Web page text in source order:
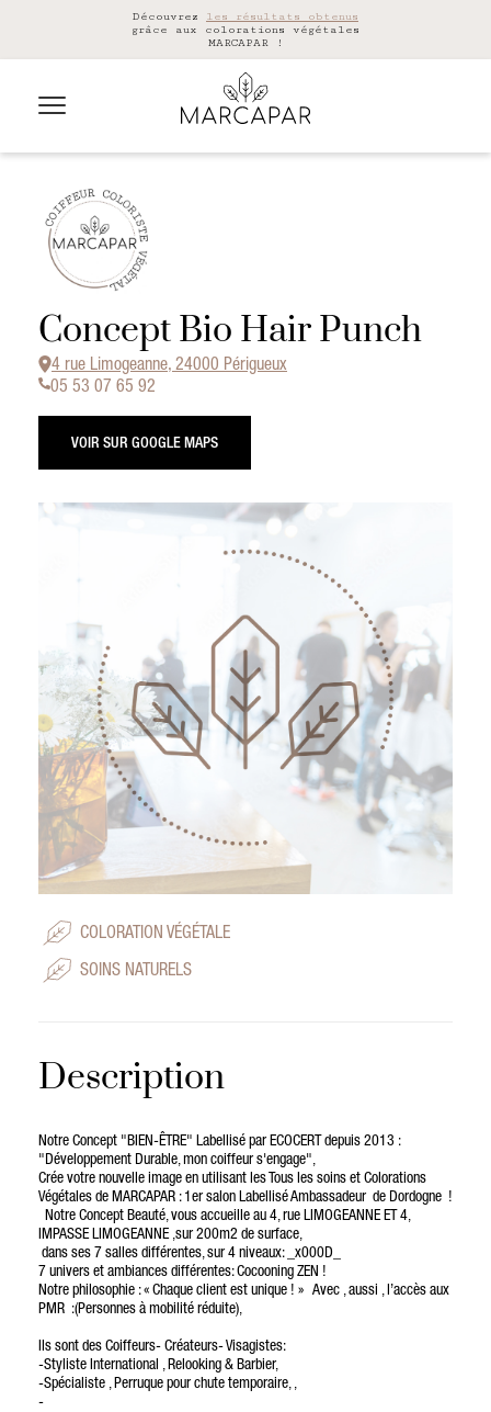
Découvrez les résultats obtenus
grâce aux colorations végétales
MARCAPAR !
Concept Bio Hair Punch
4 rue Limogeanne, 24000 Périgueux
05 53 07 65 92
VOIR SUR GOOGLE MAPS
COLORATION VÉGÉTALE
SOINS NATURELS
Description
Notre Concept "BIEN-ÊTRE" Labellisé par ECOCERT depuis 2013 :
"Développement Durable, mon coiffeur s'engage",
Crée votre nouvelle image en utilisant les Tous les soins et Colorations
Végétales de MARCAPAR : 1er salon Labellisé Ambassadeur de Dordogne !
Notre Concept Beauté, vous accueille au 4, rue LIMOGEANNE ET 4,
IMPASSE LIMOGEANNE ,sur 200m2 de surface,
dans ses 7 salles différentes, sur 4 niveaux: _x000D_
7 univers et ambiances différentes: Cocooning ZEN !
Notre philosophie : « Chaque client est unique ! » Avec , aussi , l’accès aux
PMR :(Personnes à mobilité réduite),
Ils sont des Coiffeurs- Créateurs- Visagistes:
-Styliste International , Relooking & Barbier,
-Spécialiste , Perruque pour chute temporaire, ,
-